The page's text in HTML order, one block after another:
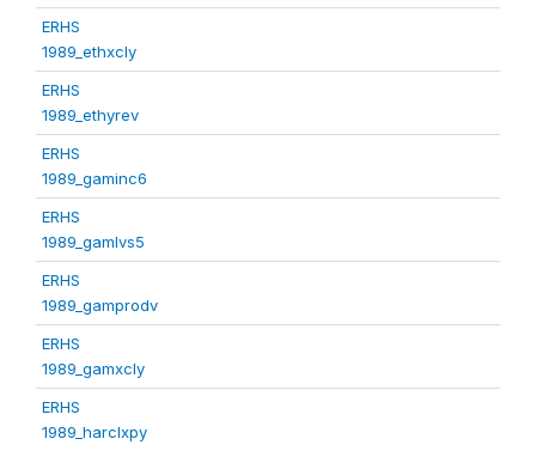
ERHS
1989_ethxcly
ERHS
1989_ethyrev
ERHS
1989_gaminc6
ERHS
1989_gamlvs5
ERHS
1989_gamprodv
ERHS
1989_gamxcly
ERHS
1989_harclxpy